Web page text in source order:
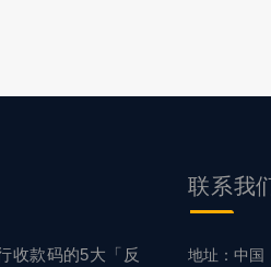
收款码的5大「反
联系我
地址：中国